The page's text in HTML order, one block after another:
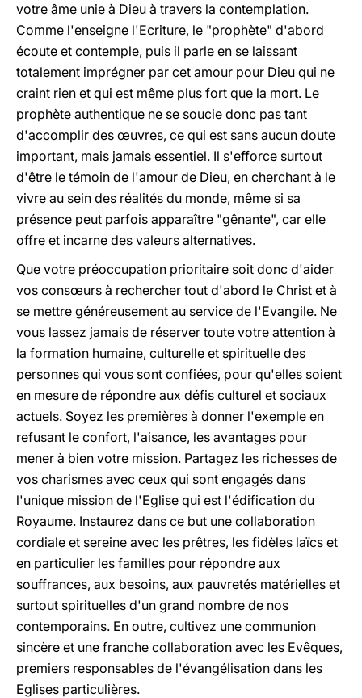
votre âme unie à Dieu à travers la contemplation.
Comme l'enseigne l'Ecriture, le "prophète" d'abord
écoute et contemple, puis il parle en se laissant
totalement imprégner par cet amour pour Dieu qui ne
craint rien et qui est même plus fort que la mort. Le
prophète authentique ne se soucie donc pas tant
d'accomplir des œuvres, ce qui est sans aucun doute
important, mais jamais essentiel. Il s'efforce surtout
d'être le témoin de l'amour de Dieu, en cherchant à le
vivre au sein des réalités du monde, même si sa
présence peut parfois apparaître "gênante", car elle
offre et incarne des valeurs alternatives.
Que votre préoccupation prioritaire soit donc d'aider
vos consœurs à rechercher tout d'abord le Christ et à
se mettre généreusement au service de l'Evangile. Ne
vous lassez jamais de réserver toute votre attention à
la formation humaine, culturelle et spirituelle des
personnes qui vous sont confiées, pour qu'elles soient
en mesure de répondre aux défis culturel et sociaux
actuels. Soyez les premières à donner l'exemple en
refusant le confort, l'aisance, les avantages pour
mener à bien votre mission. Partagez les richesses de
vos charismes avec ceux qui sont engagés dans
l'unique mission de l'Eglise qui est l'édification du
Royaume. Instaurez dans ce but une collaboration
cordiale et sereine avec les prêtres, les fidèles laïcs et
en particulier les familles pour répondre aux
souffrances, aux besoins, aux pauvretés matérielles et
surtout spirituelles d'un grand nombre de nos
contemporains. En outre, cultivez une communion
sincère et une franche collaboration avec les Evêques,
premiers responsables de l'évangélisation dans les
Eglises particulières.